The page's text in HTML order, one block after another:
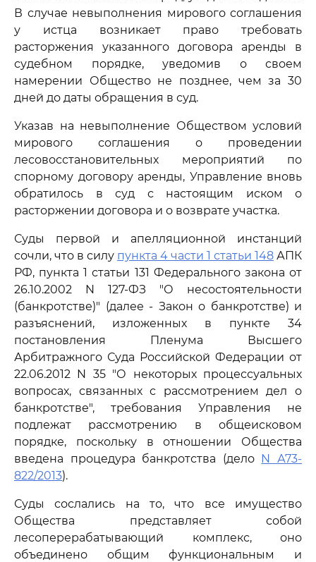
В случае невыполнения мирового соглашения
у истца возникает право требовать
расторжения указанного договора аренды в
судебном порядке, уведомив о своем
намерении Общество не позднее, чем за 30
дней до даты обращения в суд.
Указав на невыполнение Обществом условий
мирового соглашения о проведении
лесовосстановительных мероприятий по
спорному договору аренды, Управление вновь
обратилось в суд с настоящим иском о
расторжении договора и о возврате участка.
Суды первой и апелляционной инстанций
сочли, что в силу пункта 4 части 1 статьи 148 АПК
РФ, пункта 1 статьи 131 Федерального закона от
26.10.2002 N 127-ФЗ "О несостоятельности
(банкротстве)" (далее - Закон о банкротстве) и
разъяснений, изложенных в пункте 34
постановления Пленума Высшего
Арбитражного Суда Российской Федерации от
22.06.2012 N 35 "О некоторых процессуальных
вопросах, связанных с рассмотрением дел о
банкротстве", требования Управления не
подлежат рассмотрению в общеисковом
порядке, поскольку в отношении Общества
введена процедура банкротства (дело N А73-
822/2013).
Суды сослались на то, что все имущество
Общества представляет собой
лесоперерабатывающий комплекс, оно
объединено общим функциональным и